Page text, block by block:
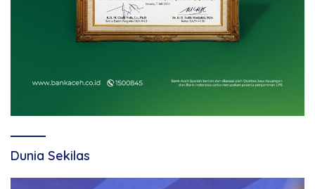
Dunia Sekilas